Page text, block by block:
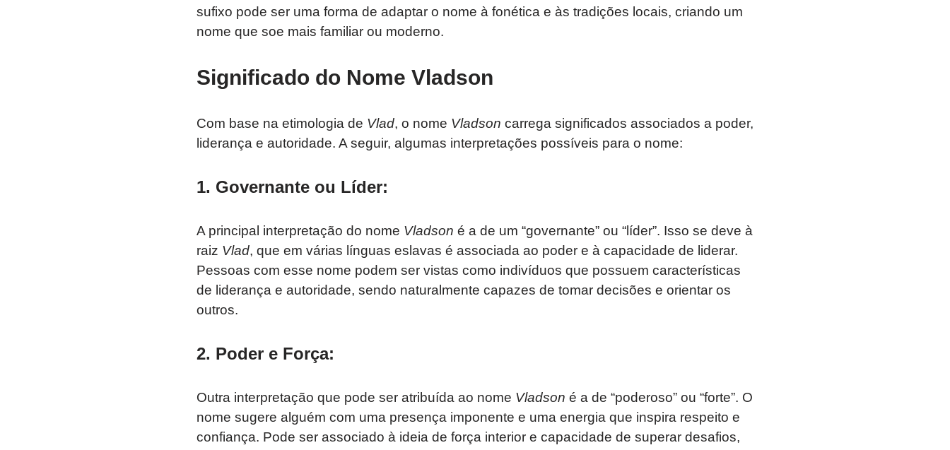
sufixo pode ser uma forma de adaptar o nome à fonética e às tradições locais, criando um
nome que soe mais familiar ou moderno.
Significado do Nome Vladson
Com base na etimologia de Vlad, o nome Vladson carrega significados associados a poder,
liderança e autoridade. A seguir, algumas interpretações possíveis para o nome:
1. Governante ou Líder:
A principal interpretação do nome Vladson é a de um “governante” ou “líder”. Isso se deve à
raiz Vlad, que em várias línguas eslavas é associada ao poder e à capacidade de liderar.
Pessoas com esse nome podem ser vistas como indivíduos que possuem características
de liderança e autoridade, sendo naturalmente capazes de tomar decisões e orientar os
outros.
2. Poder e Força:
Outra interpretação que pode ser atribuída ao nome Vladson é a de “poderoso” ou “forte”. O
nome sugere alguém com uma presença imponente e uma energia que inspira respeito e
confiança. Pode ser associado à ideia de força interior e capacidade de superar desafios,